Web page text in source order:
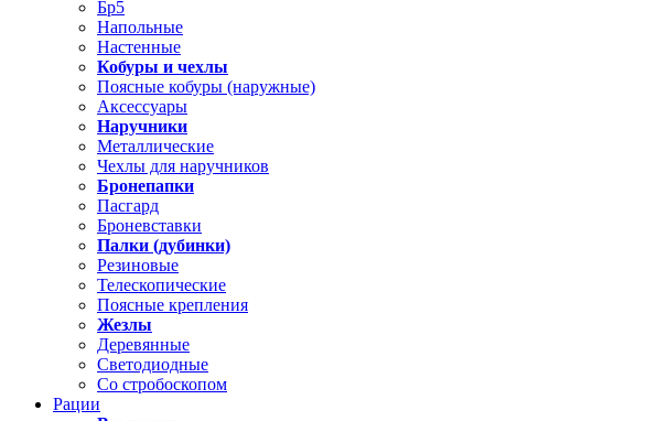
Бр5
Напольные
Настенные
Кобуры и чехлы
Поясные кобуры (наружные)
Аксессуары
Наручники
Металлические
Чехлы для наручников
Бронепапки
Пасгард
Броневставки
Палки (дубинки)
Резиновые
Телескопические
Поясные крепления
Жезлы
Деревянные
Светодиодные
Со стробоскопом
Рации